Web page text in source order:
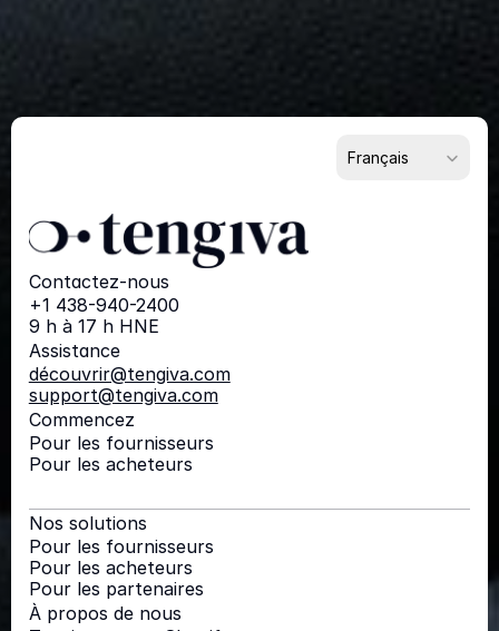
Français
Contactez-nous
+1 438-940-2400
9 h à 17 h HNE
Assistance
découvrir@tengiva.com
support@tengiva.com
Commencez
Pour les fournisseurs
Pour les acheteurs
Nos solutions
Pour les fournisseurs
Pour les acheteurs
Pour les partenaires
À propos de nous